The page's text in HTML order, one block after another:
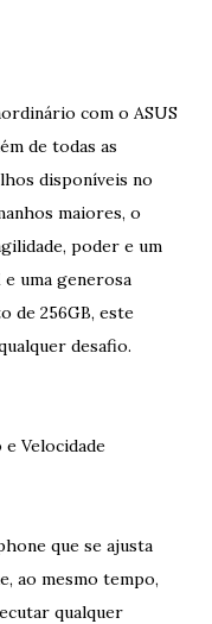
com o ASUS
de todas as
disponíveis no
maiores, o
poder e um
e uma generosa
de 256GB, este
desafio.
Velocidade
que se ajusta
ao mesmo tempo,
qualquer